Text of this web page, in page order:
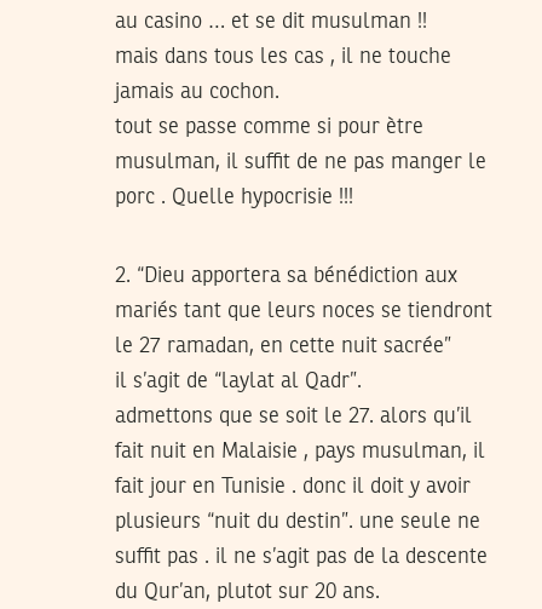
au casino … et se dit musulman !!
mais dans tous les cas , il ne touche
jamais au cochon.
tout se passe comme si pour ètre
musulman, il suffit de ne pas manger le
porc . Quelle hypocrisie !!!
2. “Dieu apportera sa bénédiction aux
mariés tant que leurs noces se tiendront
le 27 ramadan, en cette nuit sacrée”
il s’agit de “laylat al Qadr”.
admettons que se soit le 27. alors qu’il
fait nuit en Malaisie , pays musulman, il
fait jour en Tunisie . donc il doit y avoir
plusieurs “nuit du destin”. une seule ne
suffit pas . il ne s’agit pas de la descente
du Qur’an, plutot sur 20 ans.